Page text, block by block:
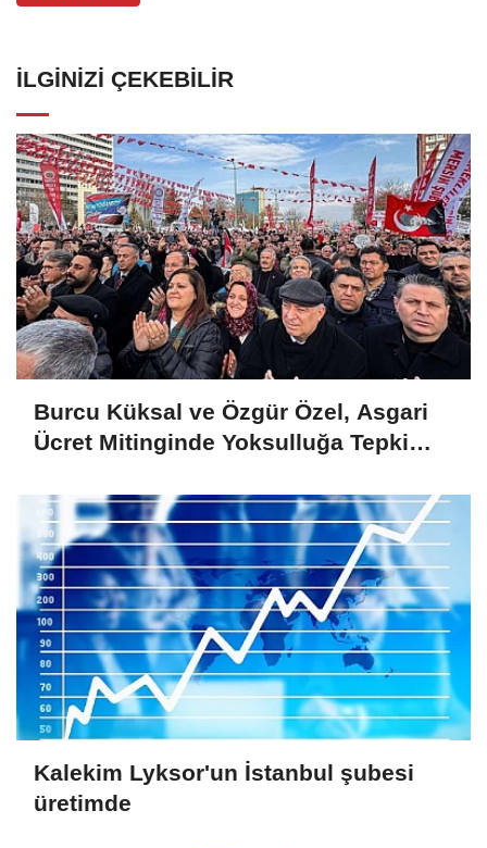
İLGINIZI ÇEKEBILIR
Burcu Küksal ve Özgür Özel, Asgari
Ücret Mitinginde Yoksulluğa Tepki
Kalekim Lyksor'un İstanbul şubesi
üretimde